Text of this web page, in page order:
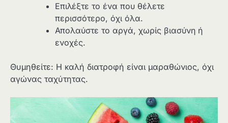
Επιλέξτε το ένα που θέλετε
περισσότερο, όχι όλα.
Απολαύστε το αργά, χωρίς βιασύνη ή
ενοχές.
Θυμηθείτε: Η καλή διατροφή είναι μαραθώνιος, όχι
αγώνας ταχύτητας.